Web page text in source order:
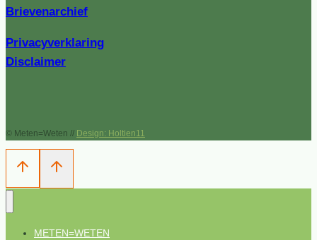
Brievenarchief
Privacyverklaring
Disclaimer
© Meten=Weten // Design: Holtien11
METEN=WETEN